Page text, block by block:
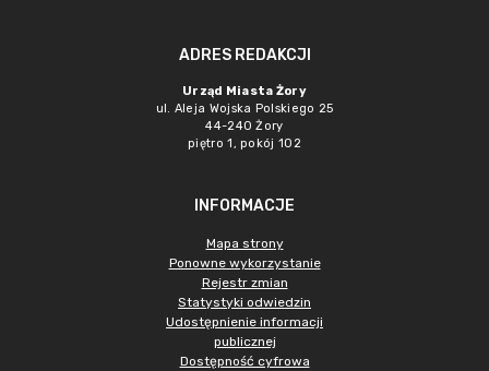
ADRES REDAKCJI
Urząd Miasta Żory
ul. Aleja Wojska Polskiego 25
44-240 Żory
piętro 1, pokój 102
INFORMACJE
Mapa strony
Ponowne wykorzystanie
Rejestr zmian
Statystyki odwiedzin
Udostępnienie informacji
publicznej
Dostępność cyfrowa